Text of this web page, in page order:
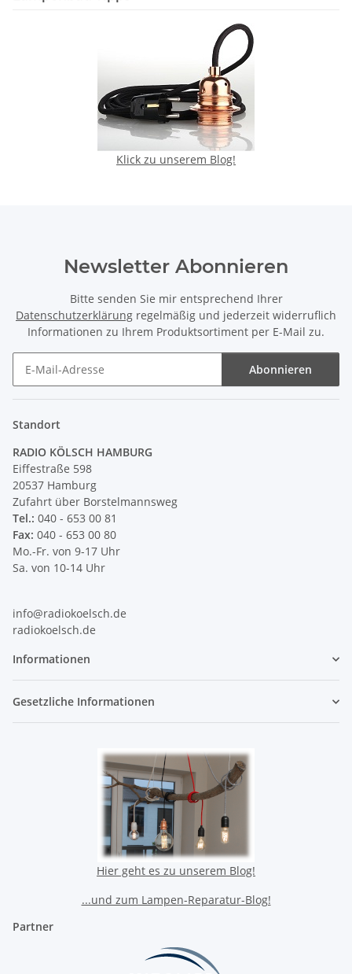
Klick zu unserem Blog!
Newsletter Abonnieren
Bitte senden Sie mir entsprechend Ihrer
Datenschutzerklärung regelmäßig und jederzeit widerruflich
Informationen zu Ihrem Produktsortiment per E-Mail zu.
Abonnieren
Standort
RADIO KÖLSCH HAMBURG
Eiffestraße 598
20537 Hamburg
Zufahrt über Borstelmannsweg
Tel.: 040 - 653 00 81
Fax: 040 - 653 00 80
Mo.-Fr. von 9-17 Uhr
Sa. von 10-14 Uhr
info@radiokoelsch.de
radiokoelsch.de
Informationen
Gesetzliche Informationen
Hier geht es zu unserem Blog!
...und zum Lampen-Reparatur-Blog!
Partner